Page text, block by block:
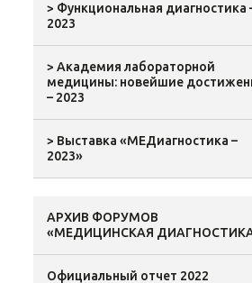
> Функциональная диагностика
2023
> Академия лабораторной
медицины: новейшие
– 2023
> Выставка «МEДиагностика –
2023»
АРХИВ ФОРУМОВ
«МЕДИЦИНСКАЯ
Официальный отчет 2022